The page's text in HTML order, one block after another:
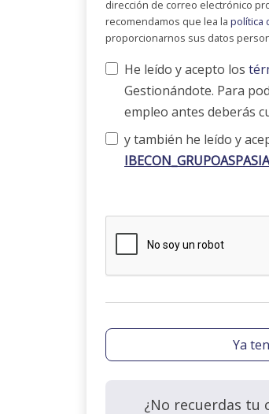
dirección de correo electrónico
recomendamos que lea la política
proporcionarnos sus datos
He leído y acepto los
Gestionándote. Para
empleo antes deberás
y también he leído y
IBECON_GRUPOASPASIA
Ya
¿No recuerdas tu